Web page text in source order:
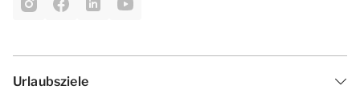
Urlaubsziele